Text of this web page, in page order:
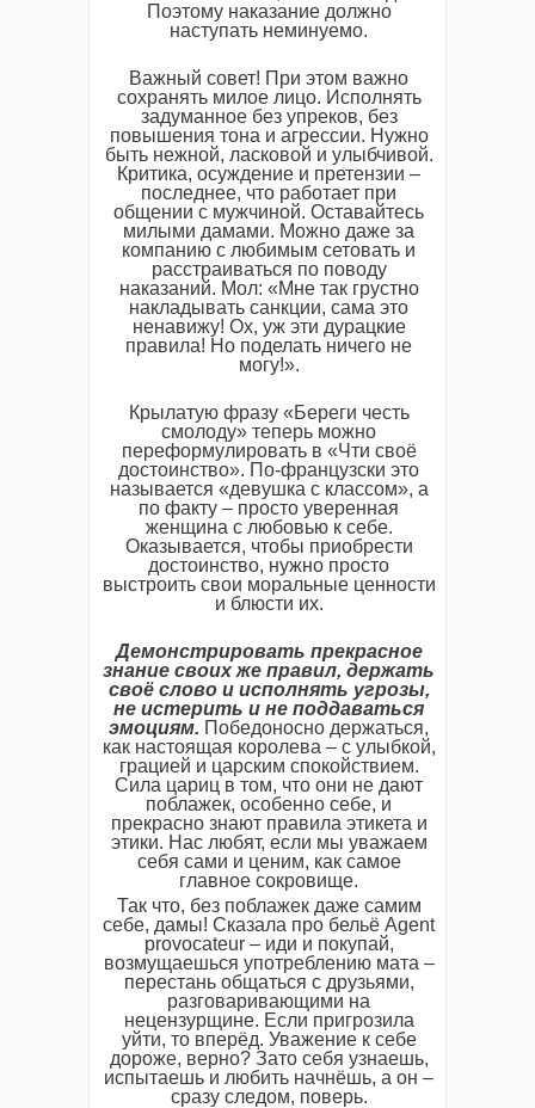
Поэтому наказание должно
наступать неминуемо.
Важный совет! При этом важно
сохранять милое лицо. Исполнять
задуманное без упреков, без
повышения тона и агрессии. Нужно
быть нежной, ласковой и улыбчивой.
Критика, осуждение и претензии –
последнее, что работает при
общении с мужчиной. Оставайтесь
милыми дамами. Можно даже за
компанию с любимым сетовать и
расстраиваться по поводу
наказаний. Мол: «Мне так грустно
накладывать санкции, сама это
ненавижу! Ох, уж эти дурацкие
правила! Но поделать ничего не
могу!».
Крылатую фразу «Береги честь
смолоду» теперь можно
переформулировать в «Чти своё
достоинство». По-французски это
называется «девушка с классом», а
по факту – просто уверенная
женщина с любовью к себе.
Оказывается, чтобы приобрести
достоинство, нужно просто
выстроить свои моральные ценности
и блюсти их.
Демонстрировать прекрасное
знание своих же правил, держать
своё слово и исполнять угрозы,
не истерить и не поддаваться
эмоциям. Победоносно держаться,
как настоящая королева – с улыбкой,
грацией и царским спокойствием.
Сила цариц в том, что они не дают
поблажек, особенно себе, и
прекрасно знают правила этикета и
этики. Нас любят, если мы уважаем
себя сами и ценим, как самое
главное сокровище.
Так что, без поблажек даже самим
себе, дамы! Сказала про бельё Agent
provocateur – иди и покупай,
возмущаешься употреблению мата –
перестань общаться с друзьями,
разговаривающими на
нецензурщине. Если пригрозила
уйти, то вперёд. Уважение к себе
дороже, верно? Зато себя узнаешь,
испытаешь и любить начнёшь, а он –
сразу следом, поверь.